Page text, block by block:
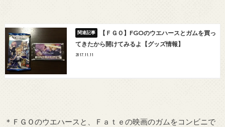
【ＦＧＯ】FGOのウエハースとガムを買っ
てきたから開けてみるよ【グッズ情報】
2017.11.11
＊ＦＧＯのウエハースと、Ｆａｔｅの映画のガムをコンビニで